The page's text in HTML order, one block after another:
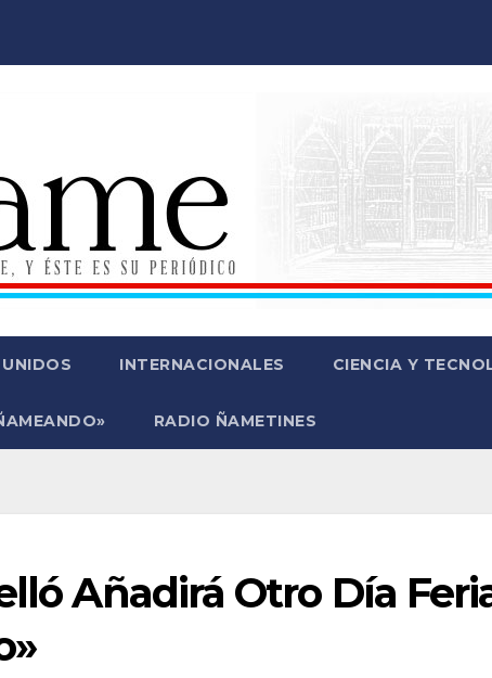
INTERNACIONALES CIENCIA Y
RADIO ÑAMETINES
Añadirá Otro Día